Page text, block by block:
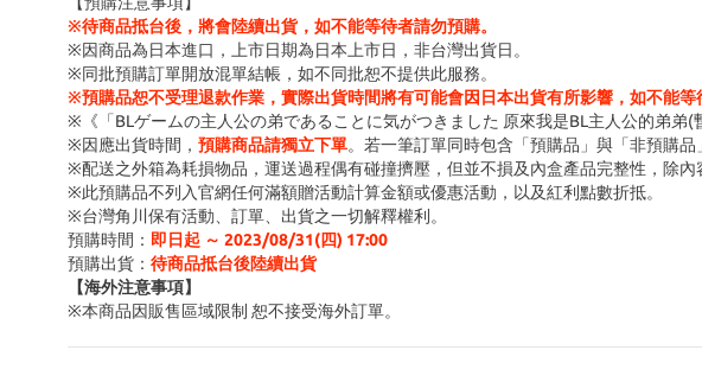
※待商品抵台後，將會陸續出貨，如不能等待者請勿預購。
※因商品為日本進口，上市日期為日本上市日，非台灣出貨日。
※同批預購訂單開放混單結帳，如不同批恕不提供此服務。
※預購品恕不受理退款作業，實際出貨時間將有可能會因日本出貨有所影響，如不能等
※《「BLゲームの主人公の弟であることに気がつきました 原來我是BL主人公的弟弟(
※因應出貨時間， 預購商品請獨立下單。若一筆訂單同時包含「預購品」與「非預購
※配送之外箱為耗損物品，運送過程偶有碰撞擠壓，但並不損及內盒產品完整性，除內
※此預購品不列入官網任何滿額贈活動計算金額或優惠活動 ，以及紅利點數折抵。
※台灣角川保有活動、訂單、出貨之一切解釋權利。
預購時間 ： 即日起 ～ 2023/08/31(四) 17:00
預購出貨： 待商品抵台後陸續出貨
【海外注意事項】
※本商品因販售區域限制 恕不接受海外訂單。